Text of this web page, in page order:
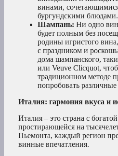
винами,
бургундскими блюдами.
Шампань: Ни одно
будет полным без
родины игристого
с праздником и
дома шампанского,
или Veuve Clicquot,
традиционном методе
попробовать
Италия: гармония вкуса и
Италия – это страна с
простирающейся на
Пьемонта, каждый регион
винные впечатления.